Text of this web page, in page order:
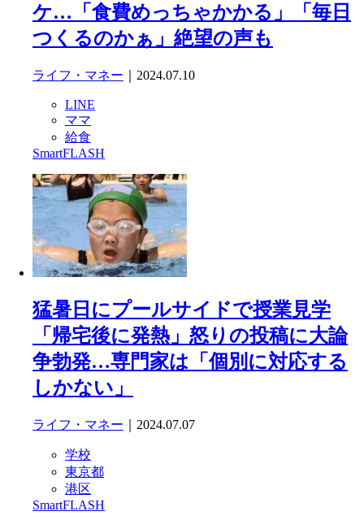
ケ…「食費めっちゃかかる」「毎日
つくるのかぁ」絶望の声も
ライフ・マネー ｜2024.07.10
LINE
ママ
給食
SmartFLASH
猛暑日にプールサイドで授業見学
「帰宅後に発熱」怒りの投稿に大論
争勃発…専門家は「個別に対応する
しかない」
ライフ・マネー ｜2024.07.07
学校
東京都
港区
SmartFLASH